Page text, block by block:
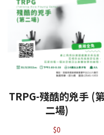
TRPG-殘酷的兇手 (
二場)
$0